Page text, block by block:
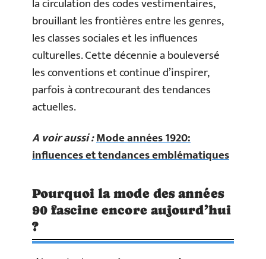
la circulation des codes vestimentaires,
brouillant les frontières entre les genres,
les classes sociales et les influences
culturelles. Cette décennie a bouleversé
les conventions et continue d’inspirer,
parfois à contrecourant des tendances
actuelles.
A voir aussi :Mode années 1920:
influences et tendances emblématiques
Pourquoi la mode des années
90 fascine encore aujourd’hui
?